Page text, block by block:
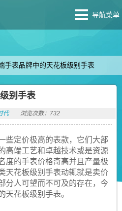
导航菜单
手表品牌中的天花板级别手表
别手表
代 浏览次数：732
些定价极高的表款，它们大部
高端工艺和卓越技术或是资源
度的手表价格奇高并且产量极
天花板级别手表动辄就是卖价
分人可望而不可及的存在，今
天花板级别手表。